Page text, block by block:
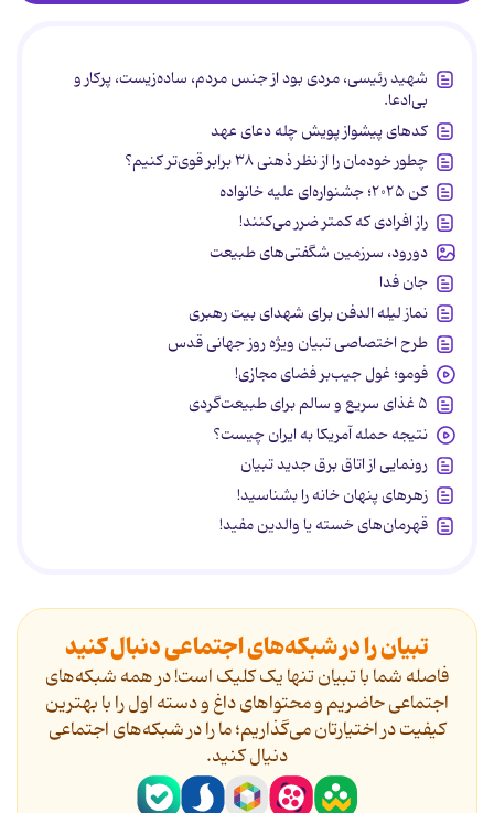
شهید رئیسی، مردی بود از جنس مردم، ساده‌زیست، پرکار و
بی‌ادعا.
کدهای پیشواز پویش چله دعای عهد
چطور خودمان را از نظر ذهنی ۳۸ برابر قوی‌تر کنیم؟
کن ۲۰۲۵؛ جشنواره‌ای علیه خانواده
راز افرادی که کمتر ضرر می‌کنند!
دورود، سرزمین شگفتی‌های طبیعت
جان فدا
نماز لیله الدفن برای شهدای بیت رهبری
طرح اختصاصی تبیان ویژه روز جهانی قدس
فومو؛ غول جیب‌بر فضای مجازی!
۵ غذای سریع و سالم برای طبیعت‌گردی
نتیجه حمله آمریکا به ایران چیست؟
رونمایی از اتاق برق جدید تبیان
زهرهای پنهان خانه را بشناسید!
قهرمان‌های خسته یا والدین مفید!
تبیان را در شبکه‌های اجتماعی دنبال کنید
فاصله شما با تبیان تنها یک کلیک است! در همه شبکه‌های
اجتماعی حاضریم و محتواهای داغ و دسته اول را با بهترین
کیفیت در اختیارتان می‌گذاریم؛ ما را در شبکه‌های اجتماعی
دنیال کنید.